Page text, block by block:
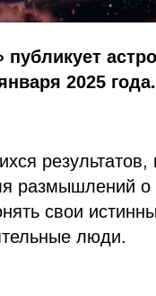
2025 года.
размышлений
свои
люди.